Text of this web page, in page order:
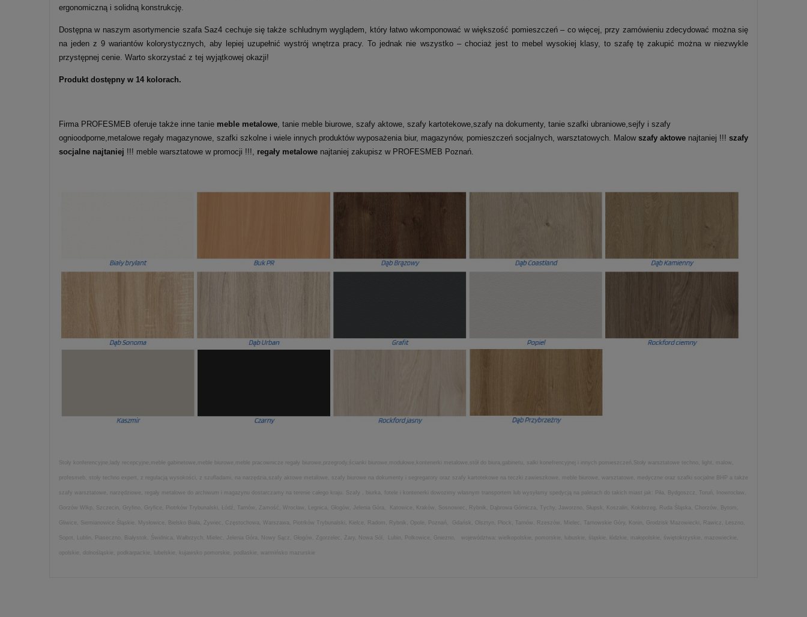
ergonomiczną i solidną konstrukcję.
Dostępna w naszym asortymencie szafa Saz4 cechuje się także schludnym wyglądem, który łatwo wkomponować w większość pomieszczeń – co więcej, przy zamówieniu zdecydować można się
na jeden z 9 wariantów kolorystycznych, aby lepiej uzupełnić wystrój wnętrza pracy. To jednak nie wszystko – chociaż jest to mebel wysokiej klasy, to szafę tę zakupić można w niezwykle
przystępnej cenie. Warto skorzystać z tej wyjątkowej okazji!
Produkt dostępny w 14 kolorach.
Firma PROFESMEB oferuje także inne tanie meble metalowe , tanie meble biurowe, szafy aktowe, szafy kartotekowe,szafy na dokumenty, tanie szafki ubraniowe,sejfy i szafy
ognioodporne,metalowe regały magazynowe, szafki szkolne i wiele innych produktów wyposażenia biur, magazynów, pomieszczeń socjalnych, warsztatowych. Malow szafy aktowe najtaniej !!! szafy
socjalne najtaniej !!! meble warsztatowe w promocji !!!, regały metalowe najtaniej zakupisz w PROFESMEB Poznań.
Stoły konferencyjne,lady recepcyjne,meble gabinetowe,meble biurowe,meble pracownicze regały biurowe,przegrody,ścianki biurowe,modułowe,kontenerki metalowe,stół do biura,gabinetu, salki konefrencyjnej i innych pomieszczeń,Stoły warsztatowe techno, light, malow,
profesmeb, stoły techno expert, z regulacją wysokości, z szufladami, na narzędzia,szafy aktowe metalowe, szafy biurowe na dokumenty i segregatory oraz szafy kartotekowe na teczki zawieszkowe, meble biurowe, warsztatowe, medyczne oraz szafki socjalne BHP a także
szafy warsztatowe, narzędziowe, regały metalowe do archiwum i magazynu dostarczamy na terenie całego kraju. Szafy , biurka, fotele i kontenerki dowozimy własnym transportem lub wysyłamy spedycją na paletach do takich miast jak: Piła, Bydgoszcz, Toruń, Inowrocław,
Gorzów Wlkp, Szczecin, Gryfino, Gryfice, Piotrków Trybunalski, Łódź, Tarnów, Zamość, Wrocław, Legnica, Głogów, Jelenia Góra, Katowice, Kraków, Sosnowiec, Rybnik, Dąbrowa Górnicza, Tychy, Jaworzno, Słupsk, Koszalin, Kołobrzeg, Ruda Śląska, Chorzów, Bytom,
Gliwice, Siemianowice Śląskie, Mysłowice, Bielsko Biała, Żywiec, Częstochowa, Warszawa, Piotrków Trybunalski, Kielce, Radom, Rybnik, Opole, Poznań, Gdańsk, Olsztyn, Płock, Tarnów, Rzeszów, Mielec, Tarnowskie Góry, Konin, Grodzisk Mazowiecki, Rawicz, Leszno,
Sopot, Lublin, Piaseczno, Białystok, Świdnica, Wałbrzych, Mielec, Jelenia Góra, Nowy Sącz, Głogów, Zgorzelec, Żary, Nowa Sól, Lubin, Polkowice, Gniezno, województwa: wielkopolskie, pomorskie, lubuskie, śląskie, łódzkie, małopolskie, świętokrzyskie, mazowieckie,
opolskie, dolnośląskie, podkarpackie, lubelskie, kujawsko pomorskie, podlaskie, warmińsko mazurskie